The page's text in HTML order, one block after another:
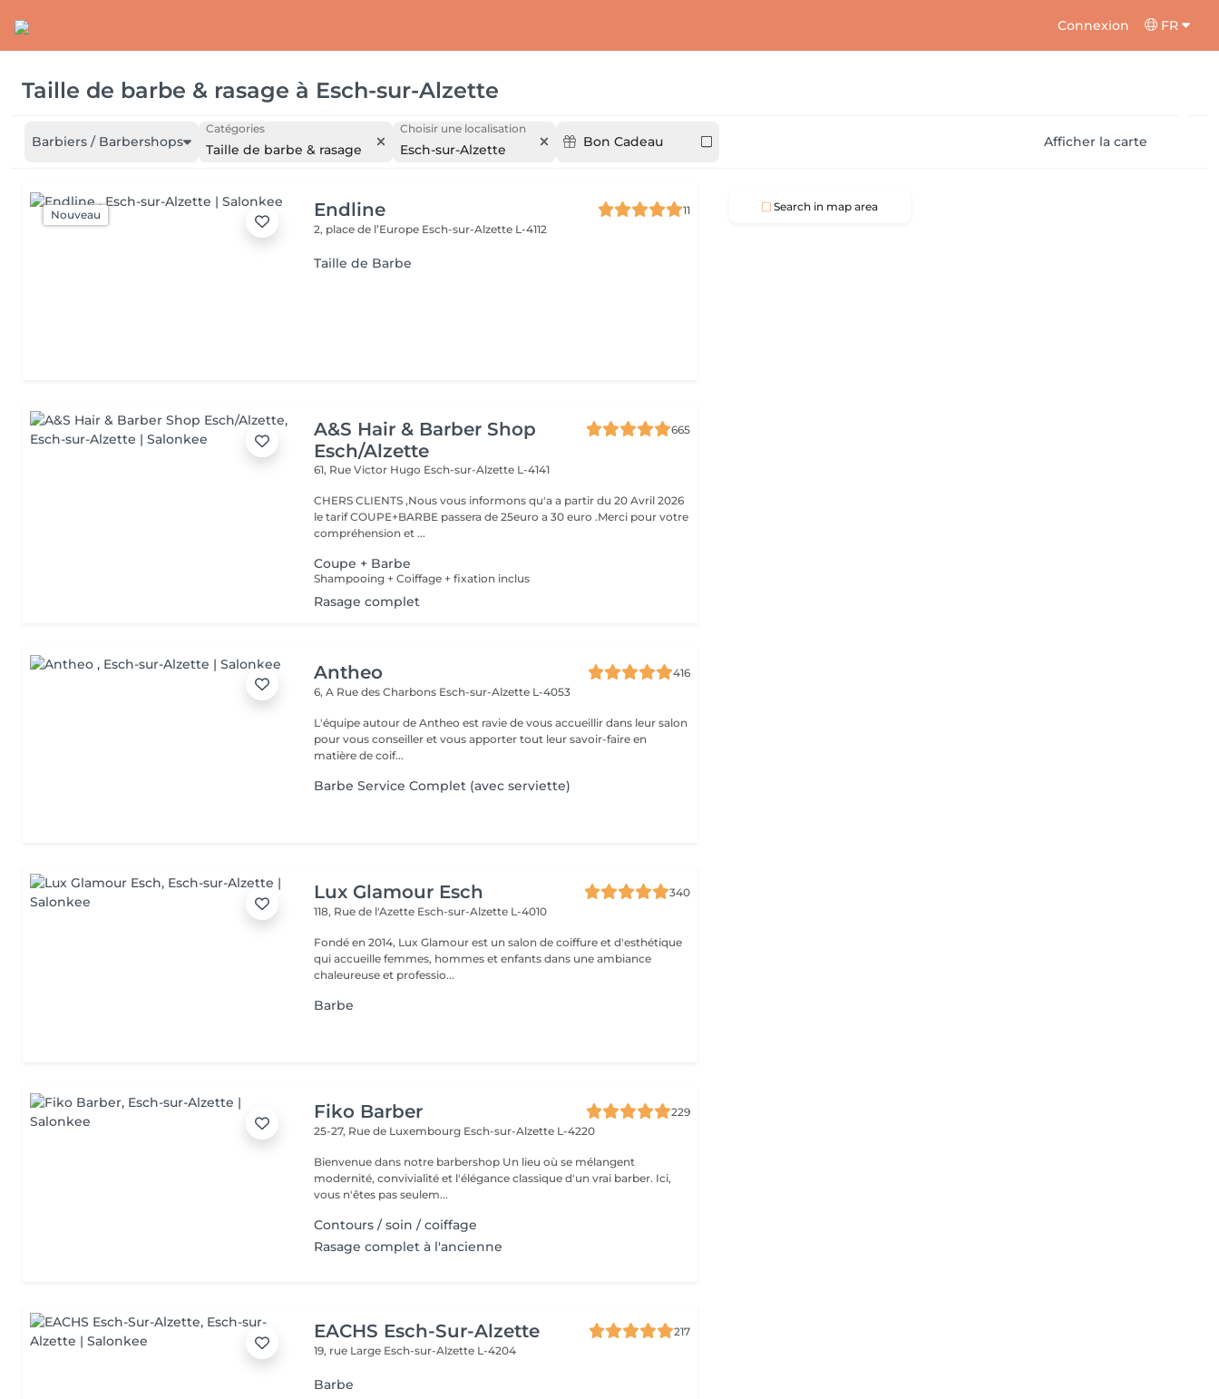
Connexion FR
Taille de barbe & rasage à Esch-sur-Alzette
Barbiers / Barbershops
Catégories
Taille de barbe & rasage
Choisir une localisation
Esch-sur-Alzette Bon Cadeau Afficher la carte
Nouveau Endline
11
2, place de l’Europe Esch-sur-Alzette L-4112
Taille de Barbe
A&S Hair & Barber Shop
Esch/Alzette
665
61, Rue Victor Hugo Esch-sur-Alzette L-4141
CHERS CLIENTS ,Nous vous informons qu'a a partir du 20 Avril 2026
le tarif COUPE+BARBE passera de 25euro a 30 euro .Merci pour votre
compréhension et ...
Coupe + Barbe
Shampooing + Coiffage + fixation inclus
Rasage complet
Antheo
416
6, A Rue des Charbons Esch-sur-Alzette L-4053
L'équipe autour de Antheo est ravie de vous accueillir dans leur salon
pour vous conseiller et vous apporter tout leur savoir-faire en
matière de coif...
Barbe Service Complet (avec serviette)
Lux Glamour Esch
340
118, Rue de l'Azette Esch-sur-Alzette L-4010
Fondé en 2014, Lux Glamour est un salon de coiffure et d'esthétique
qui accueille femmes, hommes et enfants dans une ambiance
chaleureuse et professio...
Barbe
Fiko Barber
229
25-27, Rue de Luxembourg Esch-sur-Alzette L-4220
Bienvenue dans notre barbershop Un lieu où se mélangent
modernité, convivialité et l'élégance classique d'un vrai barber. Ici,
vous n'êtes pas seulem...
Contours / soin / coiffage
Rasage complet à l'ancienne
EACHS Esch-Sur-Alzette
217
19, rue Large Esch-sur-Alzette L-4204
Barbe
Search in map area